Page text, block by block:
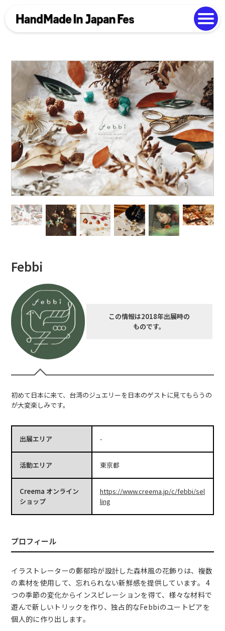
Photo Gallery
EN 中文
Febbi
この情報は2018年出展時の
ものです。
初めて日本に来て、台湾のジュエリーを日本のゲストに見てもらうの
が大変楽しみです。
出展エリア -
活動エリア 東京都
Creema オンライン
ショップ
https://www.creema.jp/c/febbi/sel
ling
プロフィール
イラストレーターの鄭郁玲が設計した森林風の花飾りは、複数
の素材を使用して、忘れられない新鮮感を提供しています。 4
つの季節の変化からインスピレーションを得て、様々な材料で
遊んで新しいトリックを作り、独占的なFebbiのユートピアを
個人的に作り出します。